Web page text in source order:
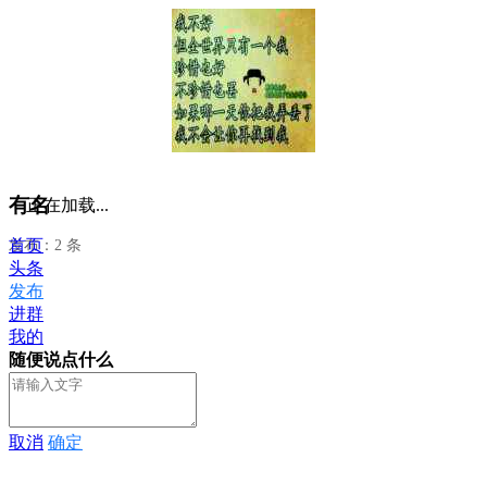
有名
发布：2 条
正在加载...
首页
头条
发布
进群
我的
随便说点什么
取消 确定